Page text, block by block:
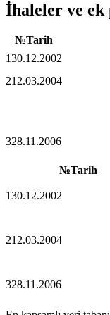
İhaleler ve ek
№Tarih
130.12.2002
212.03.2004
328.11.2006
№Tarih
130.12.2002
212.03.2004
328.11.2006